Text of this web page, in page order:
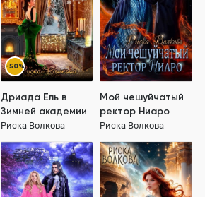
-50%
Дриада Ель в
Зимней академии
Риска Волкова
Мой чешуйчатый
ректор Ниаро
Риска Волкова